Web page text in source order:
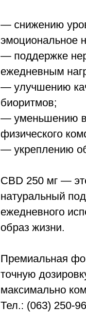
— снижению
эмоциональное
— поддержке
ежедневным
— улучшению
биоритмов;
— уменьшению
физического
— укреплению
CBD 250 мг —
натуральный
ежедневного
образ жизни.
Премиальная
точную
максимально
Тел.: (063) 250-